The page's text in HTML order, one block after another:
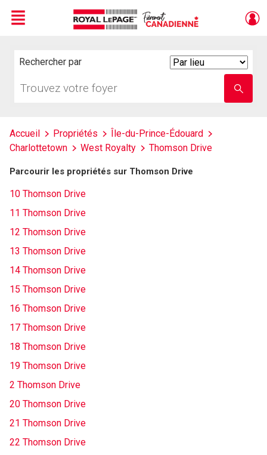
Menu
Rechercher par
votre
nom
Accueil Propriétés
Île-du-Prince-Édouard
Charlottetown
West Royalty Thomson Drive
Parcourir les propriétés sur Thomson Drive
10 Thomson Drive
11 Thomson Drive
12 Thomson Drive
13 Thomson Drive
14 Thomson Drive
15 Thomson Drive
16 Thomson Drive
17 Thomson Drive
18 Thomson Drive
19 Thomson Drive
2 Thomson Drive
20 Thomson Drive
21 Thomson Drive
22 Thomson Drive